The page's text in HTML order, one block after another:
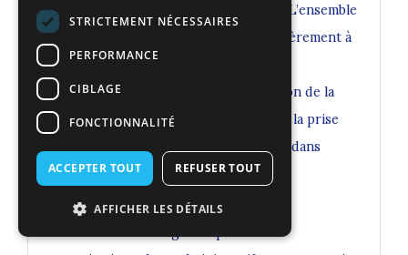
tutoriels, budgets, plannings, outils… L’ensemble
des affichages obligatoires (mis régulièrement à
jour en fonction du lieu et du mode
d’hébergement mais aussi de l’évolution de la
règlementation) sont mis en place dès la prise
de fonction du responsable de séjour dans
l’hébergement.
Les protocoles d’organisation
SUPERNOVA a rédigé des protocoles
STRICTEMENT NÉCESSAIRES
PERFORMANCE
CIBLAGE
FONCTIONNALITÉ
ACCEPTER TOUT REFUSER TOUT
AFFICHER LES DÉTAILS